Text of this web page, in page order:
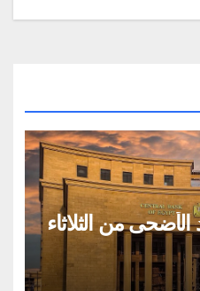
من الثلاثاء